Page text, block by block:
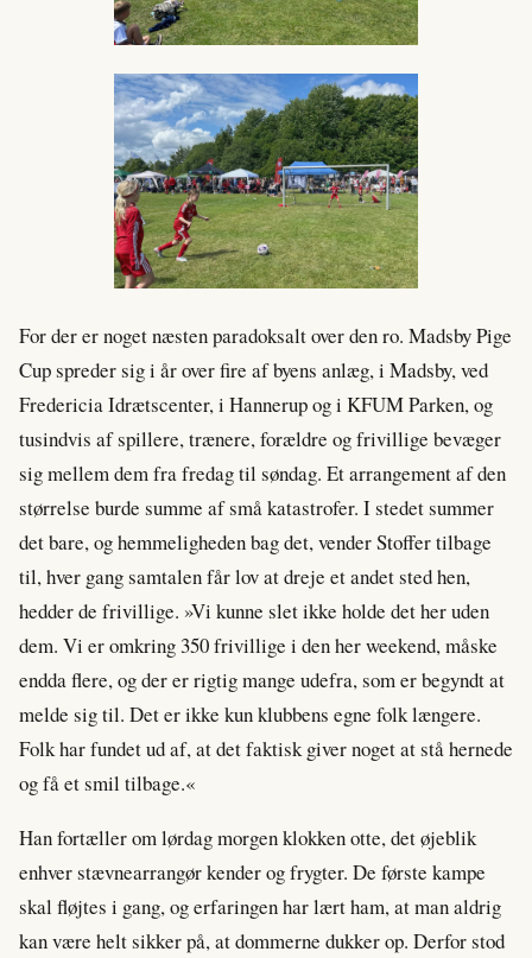
For der er noget næsten paradoksalt over den ro. Madsby Pige
Cup spreder sig i år over fire af byens anlæg, i Madsby, ved
Fredericia Idrætscenter, i Hannerup og i KFUM Parken, og
tusindvis af spillere, trænere, forældre og frivillige bevæger
sig mellem dem fra fredag til søndag. Et arrangement af den
størrelse burde summe af små katastrofer. I stedet summer
det bare, og hemmeligheden bag det, vender Stoffer tilbage
til, hver gang samtalen får lov at dreje et andet sted hen,
hedder de frivillige. »Vi kunne slet ikke holde det her uden
dem. Vi er omkring 350 frivillige i den her weekend, måske
endda flere, og der er rigtig mange udefra, som er begyndt at
melde sig til. Det er ikke kun klubbens egne folk længere.
Folk har fundet ud af, at det faktisk giver noget at stå hernede
og få et smil tilbage.«
Han fortæller om lørdag morgen klokken otte, det øjeblik
enhver stævnearrangør kender og frygter. De første kampe
skal fløjtes i gang, og erfaringen har lært ham, at man aldrig
kan være helt sikker på, at dommerne dukker op. Derfor stod